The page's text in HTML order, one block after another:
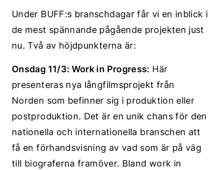
Under BUFF:s branschdagar får vi en inblick i
de mest spännande pågående projekten just
nu. Två av höjdpunkterna är:
Onsdag 11/3: Work in Progress: Här
presenteras nya långfilmsprojekt från
Norden som befinner sig i produktion eller
postproduktion. Det är en unik chans för den
nationella och internationella branschen att
få en förhandsvisning av vad som är på väg
till biograferna framöver. Bland work in